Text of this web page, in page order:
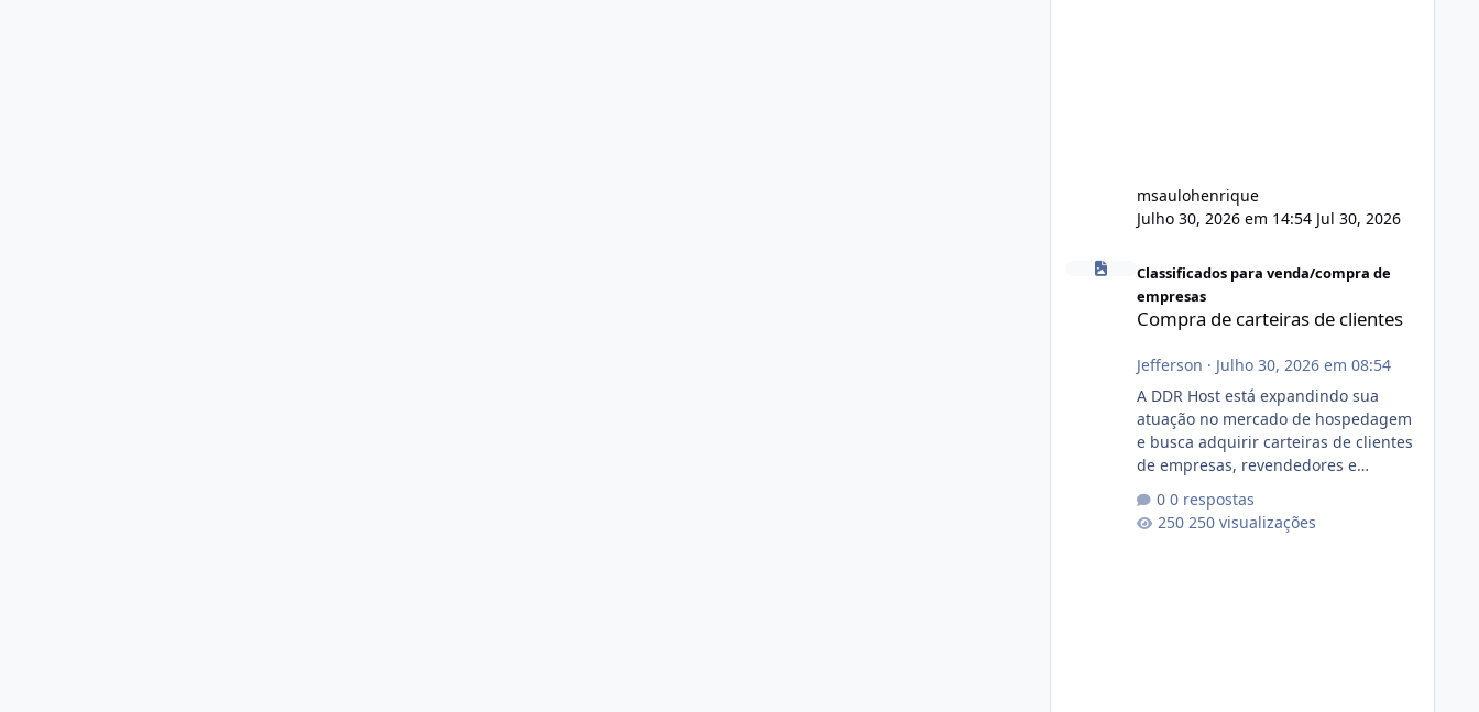
msaulohenrique
Julho 30, 2026 em 14:54 Jul 30, 2026
Compra de carteiras de clientes
Classificados para venda/compra de
empresas
Compra de carteiras de clientes
Jefferson · Julho 30, 2026 em 08:54
A DDR Host está expandindo sua
atuação no mercado de hospedagem
e busca adquirir carteiras de clientes
de empresas, revendedores e
suas atividades ou reduzir sua
operação. Se você possui clientes
0 respostas
250 visualizações